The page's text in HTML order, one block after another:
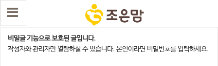
용산지사
비밀글 기능으로 보호된 글입니다.
작성자와 관리자만 열람하실 수 있습니다. 본인이라면 비밀번호를 입력하세요.